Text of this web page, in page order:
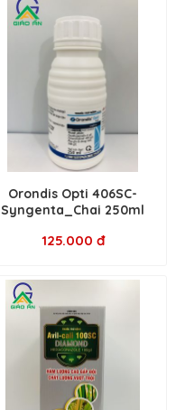
Orondis Opti 406SC-
Syngenta_Chai 250ml
125.000 đ